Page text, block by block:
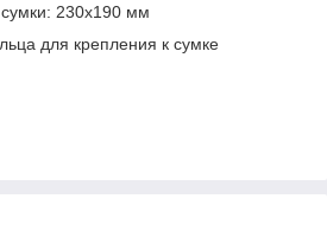
230х190 мм
для крепления к сумке